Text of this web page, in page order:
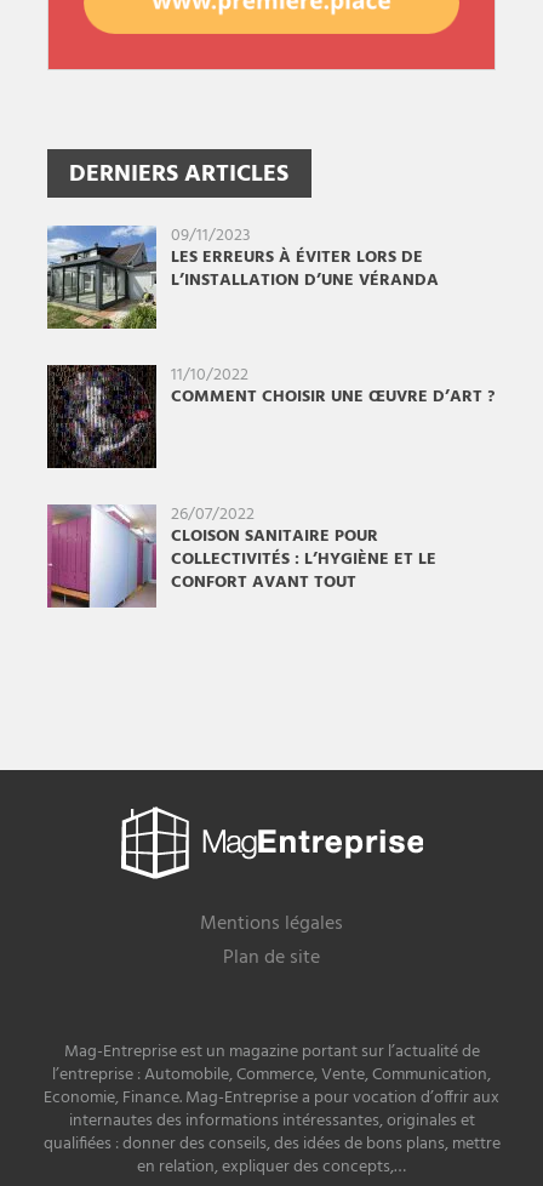
DERNIERS ARTICLES
09/11/2023
LES ERREURS À ÉVITER LORS DE
L’INSTALLATION D’UNE VÉRANDA
11/10/2022
COMMENT CHOISIR UNE ŒUVRE D’ART ?
26/07/2022
CLOISON SANITAIRE POUR
COLLECTIVITÉS : L’HYGIÈNE ET LE
CONFORT AVANT TOUT
Entreprise
Mentions légales
Plan de site
Mag-Entreprise est un magazine portant sur l’actualité de
l’entreprise : Automobile, Commerce, Vente, Communication,
Economie, Finance. Mag-Entreprise a pour vocation d’offrir aux
internautes des informations intéressantes, originales et
qualifiées : donner des conseils, des idées de bons plans, mettre
en relation, expliquer des concepts,…